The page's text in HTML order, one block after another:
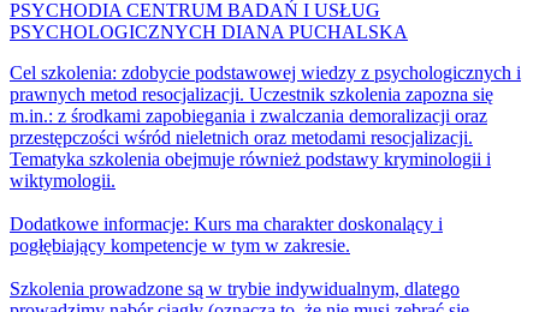
PSYCHODIA CENTRUM BADAŃ I USŁUG
PSYCHOLOGICZNYCH DIANA PUCHALSKA
Cel szkolenia: zdobycie podstawowej wiedzy z psychologicznych i
prawnych metod resocjalizacji. Uczestnik szkolenia zapozna się
m.in.: z środkami zapobiegania i zwalczania demoralizacji oraz
przestępczości wśród nieletnich oraz metodami resocjalizacji.
Tematyka szkolenia obejmuje również podstawy kryminologii i
wiktymologii.
Dodatkowe informacje: Kurs ma charakter doskonalący i
pogłębiający kompetencje w tym w zakresie.
Szkolenia prowadzone są w trybie indywidualnym, dlatego